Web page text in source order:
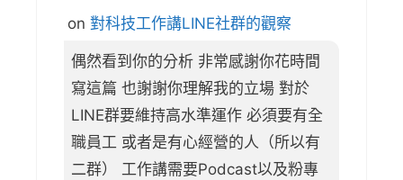
on 對科技工作講LINE社群的觀察
偶然看到你的分析 非常感謝你花時間
寫這篇 也謝謝你理解我的立場 對於
LINE群要維持高水準運作 必須要有全
職員工 或者是有心經營的人（所以有
二群） 工作講需要Podcast以及粉專